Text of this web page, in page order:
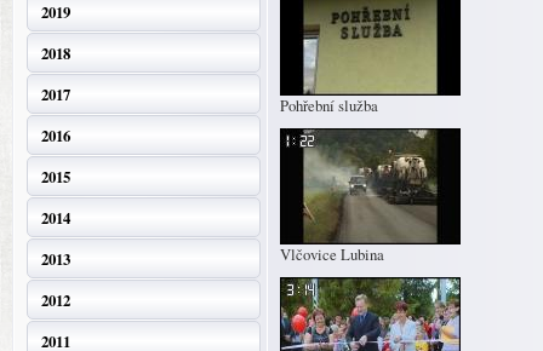
2019
2018
2017
2016
2015
2014
2013
2012
2011
Pohřební služba
Vlčovice Lubina